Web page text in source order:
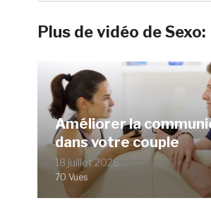
Plus de vidéo de Sexo:
Améliorer la
dans votre couple
18 juillet 2026
70 Vues